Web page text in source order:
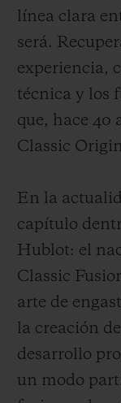
línea clara
será.
experiencia,
técnica y los
que, hace 40
Classic
En la
capítulo
Hublot: el
Classic
arte de
la creación
desarrollo
un modo